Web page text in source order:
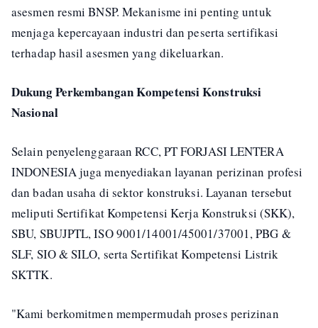
asesmen resmi BNSP. Mekanisme ini penting untuk
menjaga kepercayaan industri dan peserta sertifikasi
terhadap hasil asesmen yang dikeluarkan.
Dukung Perkembangan Kompetensi Konstruksi
Nasional
Selain penyelenggaraan RCC, PT FORJASI LENTERA
INDONESIA juga menyediakan layanan perizinan profesi
dan badan usaha di sektor konstruksi. Layanan tersebut
meliputi Sertifikat Kompetensi Kerja Konstruksi (SKK),
SBU, SBUJPTL, ISO 9001/14001/45001/37001, PBG &
SLF, SIO & SILO, serta Sertifikat Kompetensi Listrik
SKTTK.
"Kami berkomitmen mempermudah proses perizinan